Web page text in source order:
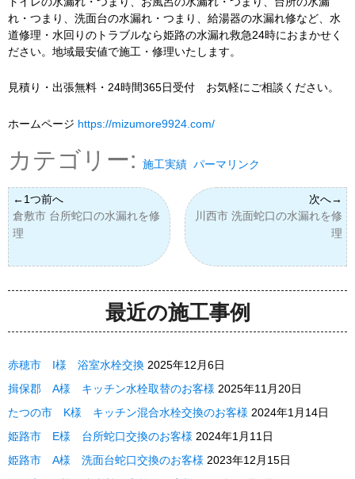
れ・つまり、洗面台の水漏れ・つまり、給湯器の水漏れ修など、水
道修理・水回りのトラブルなら姫路の水漏れ救急24時におまかせく
ださい。地域最安値で施工・修理いたします。
見積り・出張無料・24時間365日受付 お気軽にご相談ください。
ホームページ https://mizumore9924.com/
カテゴリー: 施工実績 パーマリンク
倉敷市 台所蛇口の水漏れを修
理
川西市 洗面蛇口の水漏れを修
理
最近の施工事例
赤穂市 I様 浴室水栓交換 2025年12月6日
揖保郡 A様 キッチン水栓取替のお客様 2025年11月20日
たつの市 K様 キッチン混合水栓交換のお客様 2024年1月14日
姫路市 E様 台所蛇口交換のお客様 2024年1月11日
姫路市 A様 洗面台蛇口交換のお客様 2023年12月15日